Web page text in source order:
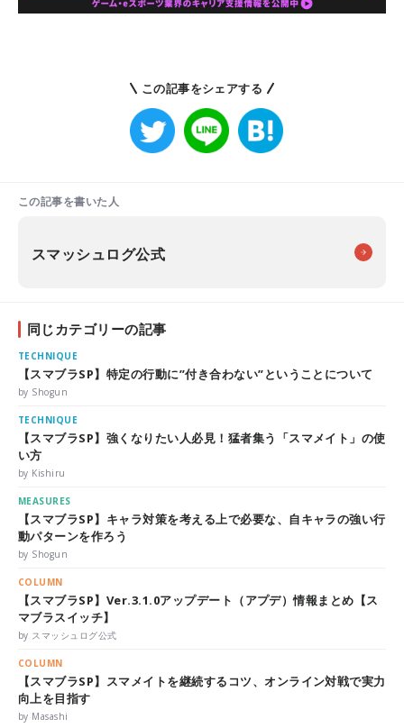
この記事をシェアする
この記事を書いた人
スマッシュログ公式
同じカテゴリーの記事
TECHNIQUE
【スマブラSP】特定の行動に”付き合わない”ということについて
by Shogun
TECHNIQUE
【スマブラSP】強くなりたい人必見！猛者集う「スマメイト」の使
い方
by Kishiru
MEASURES
【スマブラSP】キャラ対策を考える上で必要な、自キャラの強い行
動パターンを作ろう
by Shogun
COLUMN
【スマブラSP】Ver.3.1.0アップデート（アプデ）情報まとめ【ス
マブラスイッチ】
by スマッシュログ公式
COLUMN
【スマブラSP】スマメイトを継続するコツ、オンライン対戦で実力
向上を目指す
by Masashi